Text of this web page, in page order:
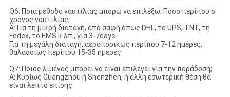
Q6: Ποια μέθοδο ναυτιλίας μπορώ να επιλέξω; Πόσο περίπου ο
χρόνος ναυτιλίας;
Α: Για τη μικρή διαταγή, από σαφή όπως DHL, το UPS, TNT, τη
Fedex, το EMS κ.λπ., για 3-7days.
Για τη μεγάλη διαταγή, αεροπορικώς περίπου 7-12 ημέρες,
θαλασσίως περίπου 15-35 ημέρες.
Q7: Ποιος λιμένας μπορεί να είναι επιλέγει για την παράδοση;
Α: Κυρίως Guangzhou ή Shenzhen, ή άλλη εσωτερική θέση θα
είναι λεπτό επίσης.